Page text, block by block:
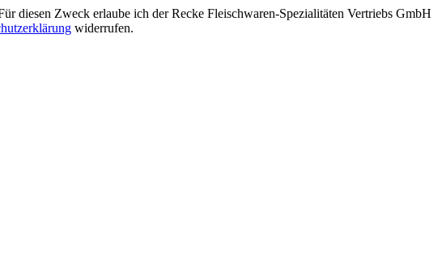
diesen Zweck erlaube ich der Recke Fleischwaren-Spezialitäten Vertriebs GmbH
widerrufen.